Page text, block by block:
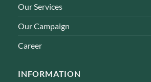
Our Services
Our Campaign
Career
INFORMATION